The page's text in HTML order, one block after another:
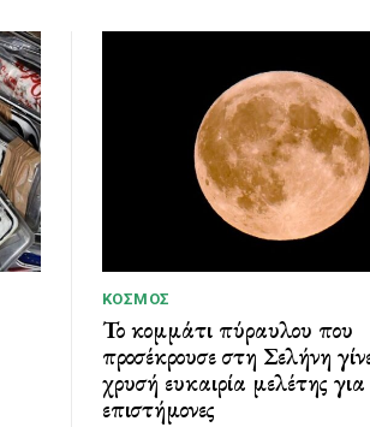
ΚΌΣΜΟΣ
Το κομμάτι πύραυλου που
προσέκρουσε στη Σελήνη
χρυσή ευκαιρία μελέτης για
επιστήμονες